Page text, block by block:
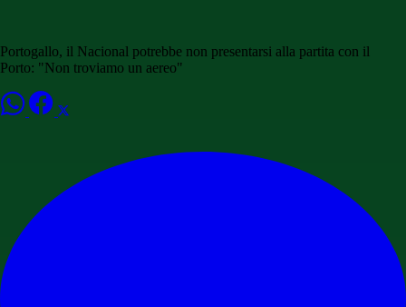
Portogallo, il Nacional potrebbe non presentarsi alla partita con il
Porto: "Non troviamo un aereo"